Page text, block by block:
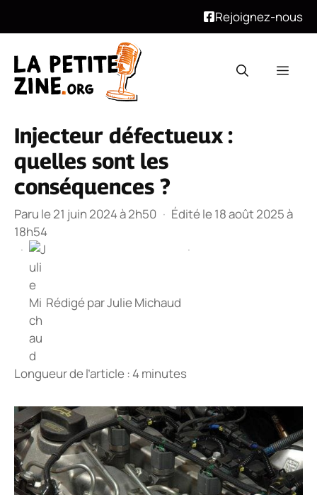
Rejoignez-nous
contenu
Injecteur défectueux :
quelles sont les
conséquences ?
Paru le 21 juin 2024 à 2h50 · Édité le 18 août 2025 à
18h54
·
Rédigé parJulie Michaud
·
Longueur de l’article : 4 minutes